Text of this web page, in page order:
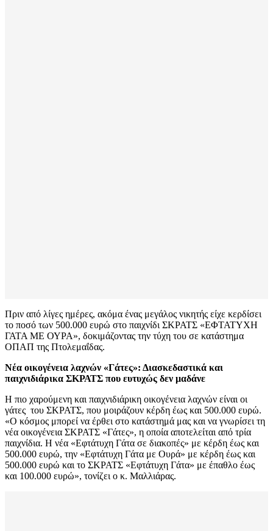
Πριν από λίγες ημέρες, ακόμα ένας μεγάλος νικητής είχε κερδίσει
το ποσό των 500.000 ευρώ στο παιχνίδι ΣΚΡΑΤΣ «ΕΦΤΑΤΥΧΗ
ΓΑΤΑ ΜΕ ΟΥΡΑ», δοκιμάζοντας την τύχη του σε κατάστημα
ΟΠΑΠ της Πτολεμαΐδας.
Νέα οικογένεια λαχνών «Γάτες»: Διασκεδαστικά και
παιχνιδιάρικα ΣΚΡΑΤΣ που ευτυχώς δεν μαδάνε
Η πιο χαρούμενη και παιχνιδιάρικη οικογένεια λαχνών είναι οι
γάτες του ΣΚΡΑΤΣ, που μοιράζουν κέρδη έως και 500.000 ευρώ.
«Ο κόσμος μπορεί να έρθει στο κατάστημά μας και να γνωρίσει τη
νέα οικογένεια ΣΚΡΑΤΣ «Γάτες», η οποία αποτελείται από τρία
παιχνίδια. Η νέα «Εφτάτυχη Γάτα σε διακοπές» με κέρδη έως και
500.000 ευρώ, την «Εφτάτυχη Γάτα με Ουρά» με κέρδη έως και
500.000 ευρώ και το ΣΚΡΑΤΣ «Εφτάτυχη Γάτα» με έπαθλο έως
και 100.000 ευρώ», τονίζει ο κ. Μαλλιάρας.